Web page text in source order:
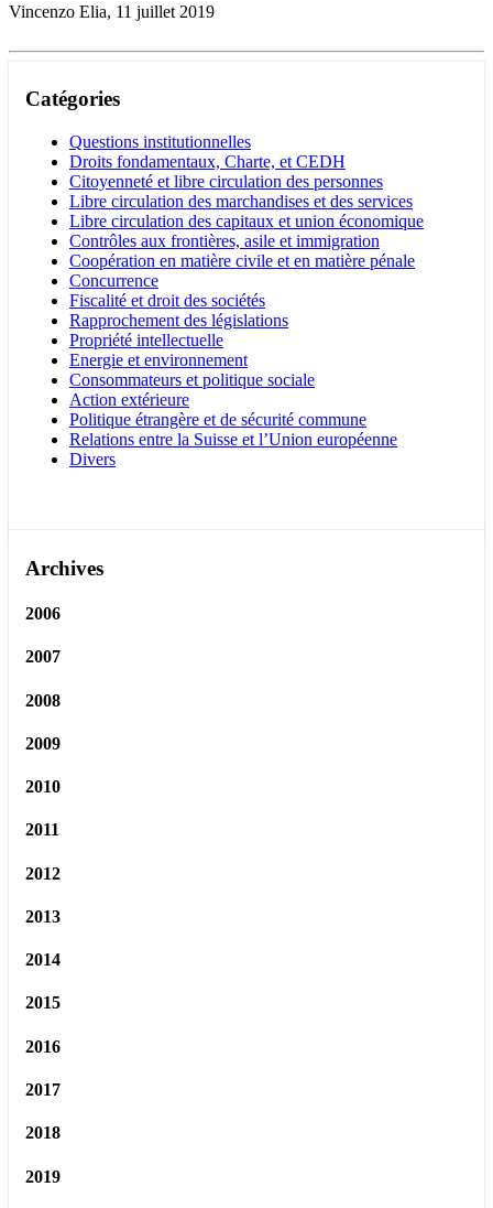
Vincenzo Elia, 11 juillet 2019
Catégories
Questions institutionnelles
Droits fondamentaux, Charte, et CEDH
Citoyenneté et libre circulation des personnes
Libre circulation des marchandises et des services
Libre circulation des capitaux et union économique
Contrôles aux frontières, asile et immigration
Coopération en matière civile et en matière pénale
Concurrence
Fiscalité et droit des sociétés
Rapprochement des législations
Propriété intellectuelle
Energie et environnement
Consommateurs et politique sociale
Action extérieure
Politique étrangère et de sécurité commune
Relations entre la Suisse et l’Union européenne
Divers
Archives
2006
2007
2008
2009
2010
2011
2012
2013
2014
2015
2016
2017
2018
2019